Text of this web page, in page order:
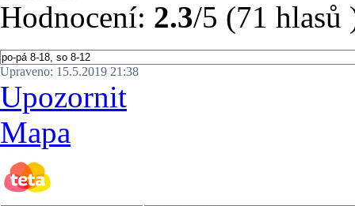
Hodnocení: 2.3/5 (71 hlasů
Upraveno: 15.5.2019 21:38
Upozornit
Mapa